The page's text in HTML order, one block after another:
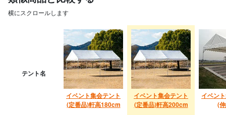
横にスクロールします
テント名
イベント集会テント
(定番品)軒高180cm
イベント集会テント
(定番品)軒高200cm
イベン
(